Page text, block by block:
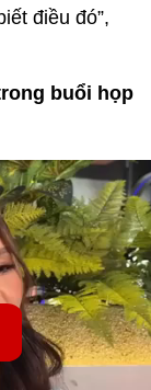
điều đó”,
buổi họp